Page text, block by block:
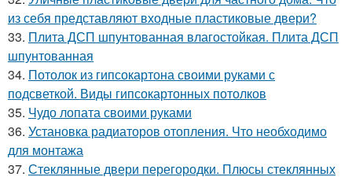
из себя представляют входные пластиковые двери?
33. Плита ДСП шпунтованная влагостойкая. Плита ДСП
шпунтованная
34. Потолок из гипсокартона своими руками с
подсветкой. Виды гипсокартонных потолков
35. Чудо лопата своими руками
36. Установка радиаторов отопления. Что необходимо
для монтажа
37. Стеклянные двери перегородки. Плюсы стеклянных